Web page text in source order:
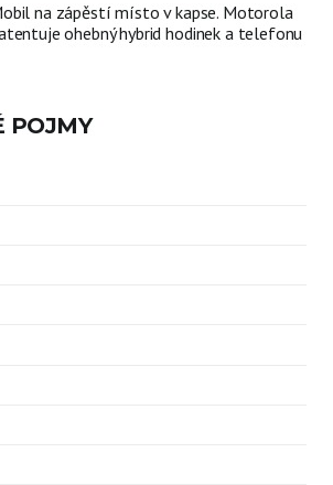
na zápěstí místo v kapse. Motorola
ohebný hybrid hodinek a telefonu
POJMY